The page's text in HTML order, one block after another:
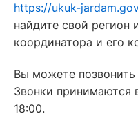
https://ukuk-
найдите свой регион
координатора и его
Вы можете позвонить
Звонки принимаются
18:00.